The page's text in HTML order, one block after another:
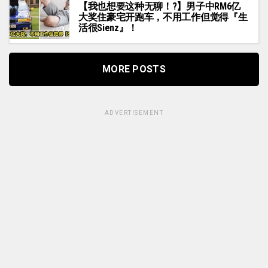
【我也想要这种无聊！?】男子中RM6亿
大奖住豪宅开跑车，不用工作但觉得『生
活很Sienz』！
MORE POSTS
ADVERTISEMENT